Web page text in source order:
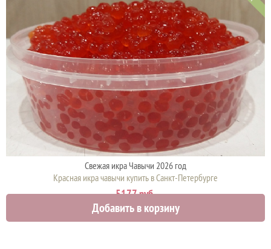
Свежая икра Чавычи 2026 год
Красная икра чавычи купить в Санкт-Петербурге
5177 руб.
Добавить в корзину